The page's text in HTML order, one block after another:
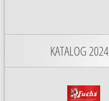
KATALOG 2024